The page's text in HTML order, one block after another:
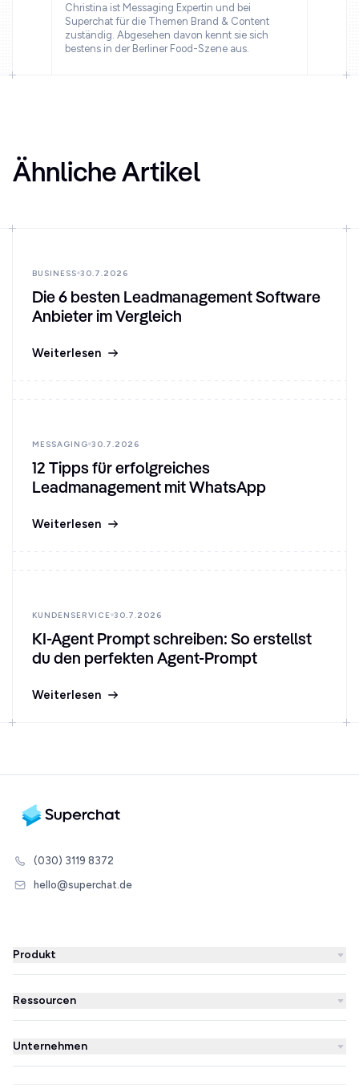
Christina ist Messaging Expertin und bei
Superchat für die Themen Brand & Content
zuständig. Abgesehen davon kennt sie sich
bestens in der Berliner Food-Szene aus.
Ähnliche Artikel
BUSINESS 30.7.2026
Die 6 besten Leadmanagement Software
Anbieter im Vergleich
Weiterlesen
MESSAGING 30.7.2026
12 Tipps für erfolgreiches
Leadmanagement mit WhatsApp
Weiterlesen
KUNDENSERVICE 30.7.2026
KI-Agent Prompt schreiben: So erstellst
du den perfekten Agent-Prompt
Weiterlesen
(030) 3119 8372
hello@superchat.de
Produkt
WhatsApp Business
WhatsApp Newsletter
KI-Agent
Ressourcen
Blog
Erfolgsgeschichten
Unternehmen
Über uns